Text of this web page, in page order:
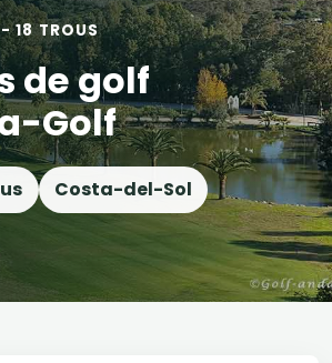
18 TROUS
de golf
Golf
Costa-del-Sol